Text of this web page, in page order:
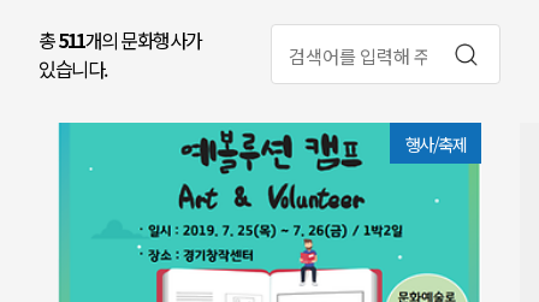
총511개의 문화행사가
있습니다.
행사/축제